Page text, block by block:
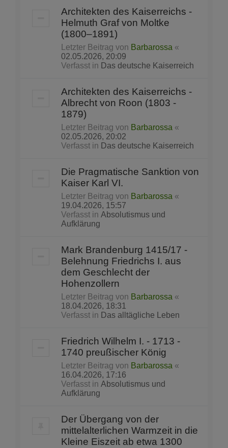
Architekten des Kaiserreichs -
Helmuth Graf von Moltke
(1800–1891)
Letzter Beitrag von Barbarossa «
02.05.2026, 20:09
Verfasst in Das deutsche Kaiserreich
Architekten des Kaiserreichs -
Albrecht von Roon (1803 -
1879)
Letzter Beitrag von Barbarossa «
02.05.2026, 20:02
Verfasst in Das deutsche Kaiserreich
Die Pragmatische Sanktion von
Kaiser Karl VI.
Letzter Beitrag von Barbarossa «
19.04.2026, 15:57
Verfasst in Absolutismus und
Aufklärung
Mark Brandenburg 1415/17 -
Belehnung Friedrichs I. aus
dem Geschlecht der
Hohenzollern
Letzter Beitrag von Barbarossa «
18.04.2026, 18:31
Verfasst in Das alltägliche Leben
Friedrich Wilhelm I. - 1713 -
1740 preußischer König
Letzter Beitrag von Barbarossa «
16.04.2026, 17:16
Verfasst in Absolutismus und
Aufklärung
Der Übergang von der
mittelalterlichen Warmzeit in die
Kleine Eiszeit ab etwa 1300